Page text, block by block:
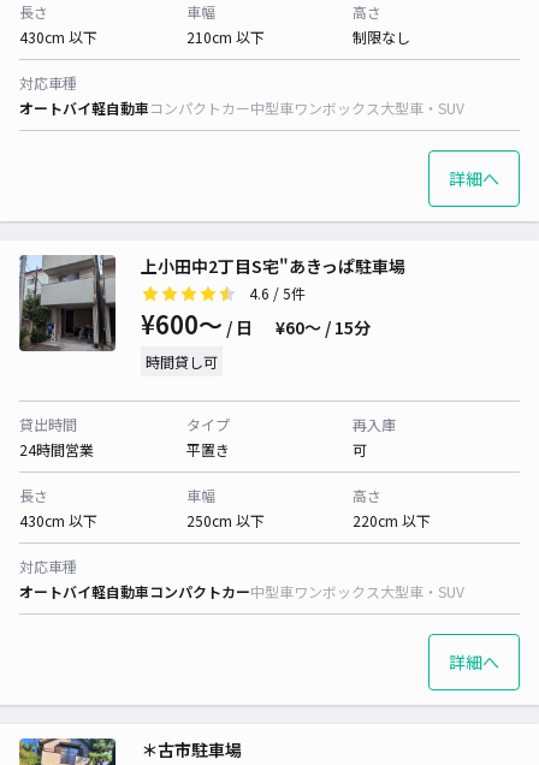
長さ
430cm 以下
車幅
210cm 以下
高さ
制限なし
対応車種
オートバイ軽自動車コンパクトカー中型車ワンボックス大型車・SUV
詳細へ
上小田中2丁目S宅"あきっぱ駐車場
4.6 / 5件
¥600〜 / 日 ¥60〜 / 15分
時間貸し可
貸出時間
24時間営業
タイプ
平置き
再入庫
可
長さ
430cm 以下
車幅
250cm 以下
高さ
220cm 以下
対応車種
オートバイ軽自動車コンパクトカー中型車ワンボックス大型車・SUV
詳細へ
＊古市駐車場